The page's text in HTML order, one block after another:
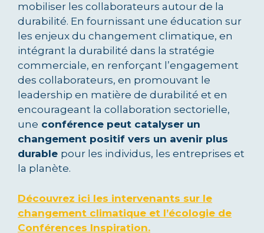
mobiliser les collaborateurs autour de la
durabilité. En fournissant une éducation sur
les enjeux du changement climatique, en
intégrant la durabilité dans la stratégie
commerciale, en renforçant l’engagement
des collaborateurs, en promouvant le
leadership en matière de durabilité et en
encourageant la collaboration sectorielle,
une conférence peut catalyser un
changement positif vers un avenir plus
durable pour les individus, les entreprises et
la planète.
Découvrez ici les intervenants sur le
changement climatique et l’écologie de
Conférences Inspiration.